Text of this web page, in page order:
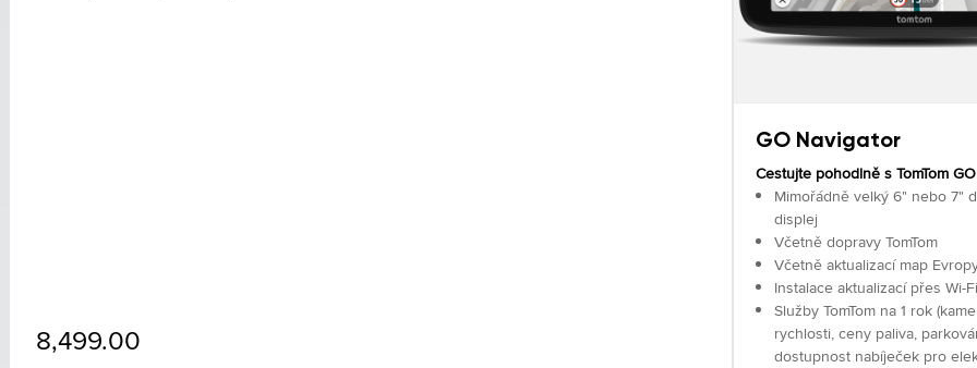
8,499.00
GO Navigator
Cestujte pohodlně s TomTom
Mimořádně velký 6" nebo 7"
displej
Včetně dopravy TomTom
Včetně aktualizací map
Instalace aktualizací přes Wi-Fi
Služby TomTom na 1 rok
rychlosti, ceny paliva,
dostupnost nabíječek pro